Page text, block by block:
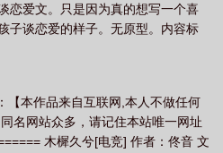
么_读音拼音如何_怎么解释 木樨的含义是
思 图片 木樨是什么东西 木樨久兮 百
怎么读
恋爱文。只是因为真的想写一个喜
子谈恋爱的样子。无原型。内容标
【本作品来自互联网,本人不做任何
名网站众多，请记住本站唯一网址
木樨久兮[电竞] 作者：佟音 文